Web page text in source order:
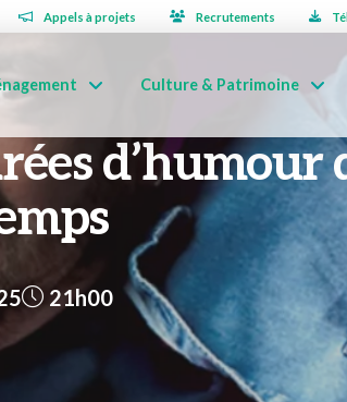
Appels à projets Recrutements
Culture & Patrimoine
d’humour
21h00